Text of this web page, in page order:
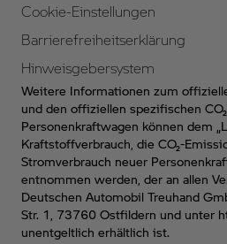
Cookie-Einstellungen
Barrierefreiheitserklärung
Hinweisgebersystem
Weitere Informationen zum
und den offiziellen spezifischen
Personenkraftwagen können dem
Kraftstoffverbrauch, die CO₂-
Stromverbrauch neuer
entnommen werden, der an allen
Deutschen Automobil Treuhand
Str. 1, 73760 Ostfildern und unter
unentgeltlich erhältlich ist.